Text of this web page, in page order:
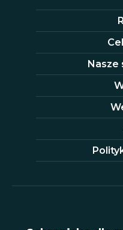
Nasze